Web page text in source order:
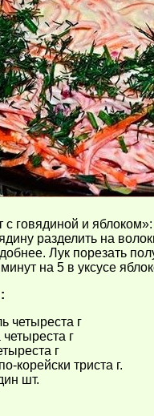
с говядиной и
разделить на
Лук порезать
на 5 в уксусе
четыреста г
г
г
корейски триста г.
шт.